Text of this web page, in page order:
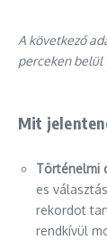
A következő
perceken belül
Mit
Történelmi
es
rekordot
rendkívül